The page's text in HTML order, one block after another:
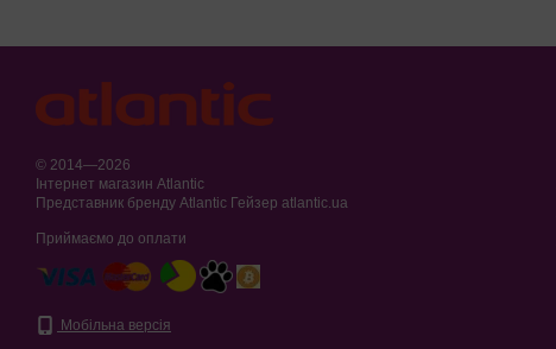
© 2014—2026
Інтернет магазин Atlantic
Представник бренду Atlantic Гейзер atlantic.ua
Приймаємо до оплати
Мобільна версія